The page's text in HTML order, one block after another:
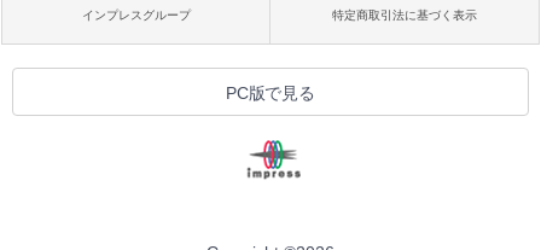
インプレスグループ 特定商取引法に基づく表示
PC版で見る